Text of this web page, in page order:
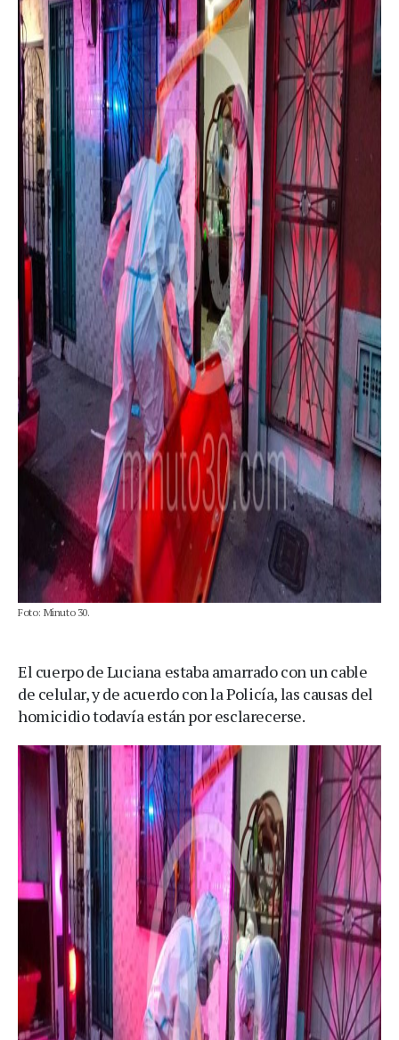
Foto: Minuto 30.
El cuerpo de Luciana estaba amarrado con un cable
de celular, y de acuerdo con la Policía, las causas del
homicidio todavía están por esclarecerse.